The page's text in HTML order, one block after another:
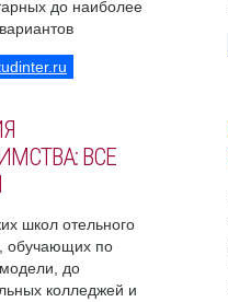
до наиболее
ВСЕ
школ отельного
обучающих по
до
колледжей и